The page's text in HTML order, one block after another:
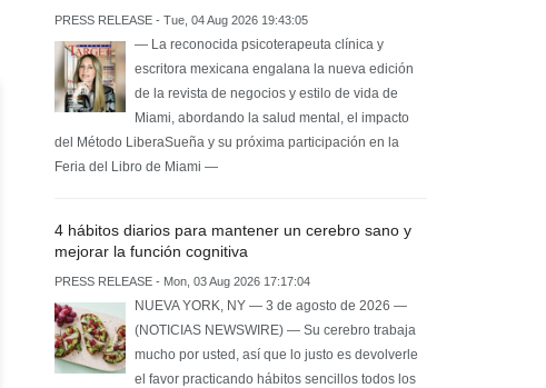
PRESS RELEASE - Tue, 04 Aug 2026 19:43:05
— La reconocida psicoterapeuta clínica y
escritora mexicana engalana la nueva edición
de la revista de negocios y estilo de vida de
Miami, abordando la salud mental, el impacto
del Método LiberaSueña y su próxima participación en la
Feria del Libro de Miami —
4 hábitos diarios para mantener un cerebro sano y
mejorar la función cognitiva
PRESS RELEASE - Mon, 03 Aug 2026 17:17:04
NUEVA YORK, NY — 3 de agosto de 2026 —
(NOTICIAS NEWSWIRE) — Su cerebro trabaja
mucho por usted, así que lo justo es devolverle
el favor practicando hábitos sencillos todos los